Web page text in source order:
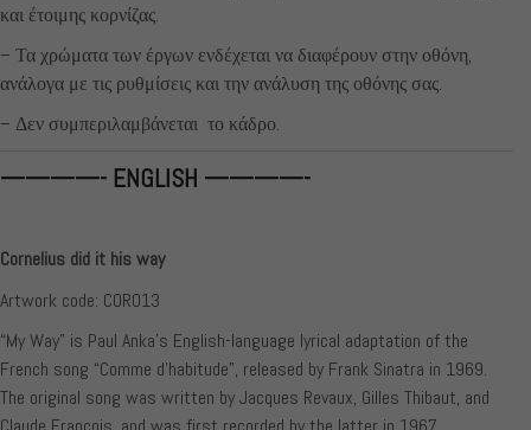
και έτοιμης κορνίζας.
– Τα χρώματα των έργων ενδέχεται να διαφέρουν στην οθόνη,
ανάλογα με τις ρυθμίσεις και την ανάλυση της οθόνης σας.
– Δεν συμπεριλαμβάνεται το κάδρο.
————- ENGLISH ————-
Cornelius did it his way
Artwork code: COR013
“My Way” is Paul Anka’s English-language lyrical adaptation of the
French song “Comme d’habitude”, released by Frank Sinatra in 1969.
The original song was written by Jacques Revaux, Gilles Thibaut, and